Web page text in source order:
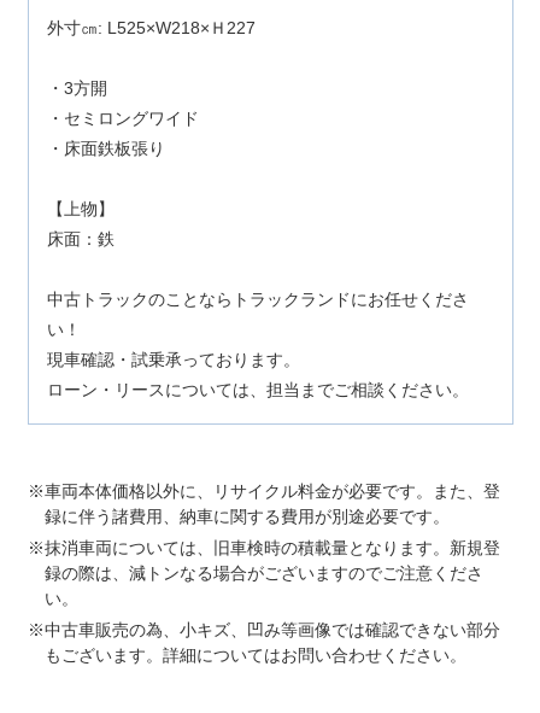
外寸㎝: L525×W218×Ｈ227
・3方開
・セミロングワイド
・床面鉄板張り
【上物】
床面：鉄
中古トラックのことならトラックランドにお任せくださ
い！
現車確認・試乗承っております。
ローン・リースについては、担当までご相談ください。
車両本体価格以外に、リサイクル料金が必要です。また、登
録に伴う諸費用、納車に関する費用が別途必要です。
抹消車両については、旧車検時の積載量となります。新規登
録の際は、減トンなる場合がございますのでご注意くださ
い。
中古車販売の為、小キズ、凹み等画像では確認できない部分
もございます。詳細についてはお問い合わせください。